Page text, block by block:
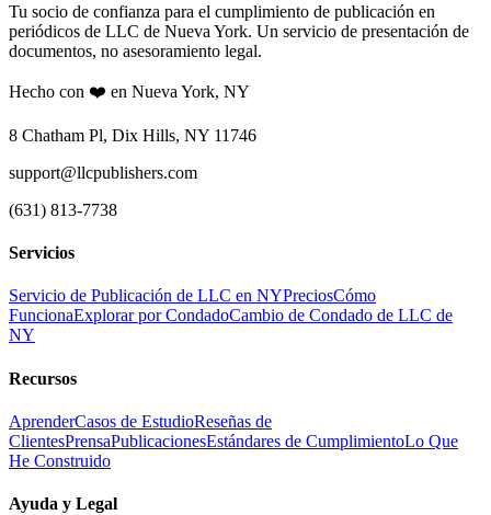
Tu socio de confianza para el cumplimiento de publicación en
periódicos de LLC de Nueva York. Un servicio de presentación de
documentos, no asesoramiento legal.
Hecho con ❤️ en Nueva York, NY
8 Chatham Pl, Dix Hills, NY 11746
support@llcpublishers.com
(631) 813-7738
Servicios
Servicio de Publicación de LLC en NYPreciosCómo
FuncionaExplorar por CondadoCambio de Condado de LLC de
NY
Recursos
AprenderCasos de EstudioReseñas de
ClientesPrensaPublicacionesEstándares de CumplimientoLo Que
He Construido
Ayuda y Legal